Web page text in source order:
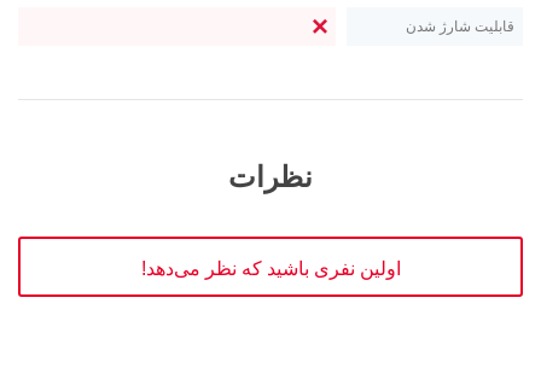
قابلیت شارژ شدن
نظرات
اولین نفری باشید که نظر می‌دهد!